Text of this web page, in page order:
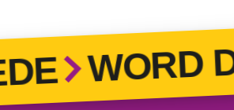
WORD